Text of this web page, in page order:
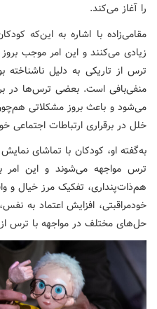
را آغاز می‌کند.
مقامی‌زاده با اشاره به این‌که
زیادی می‌کنند و این امر موجب
ترس از تاریکی به دلیل
منفی‌بافی است. بعضی ترس‌ها در
می‌شود و باعث بروز مشکلاتی
خلل در برقراری ارتباطات اجتماعی
به‌گفته او، کودکان با تماشای
ترس مواجهه می‌شوند و این امر
هم‌ذات‌پنداری، تفکیک مرز خیال و
خودمراقبتی، افزایش اعتماد به
حل‌های مختلف در مواجهه با ترس